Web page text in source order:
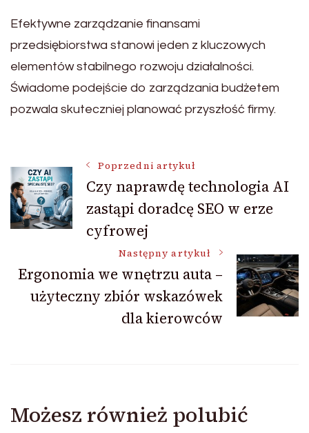
Efektywne zarządzanie finansami
przedsiębiorstwa stanowi jeden z kluczowych
elementów stabilnego rozwoju działalności.
Świadome podejście do zarządzania budżetem
pozwala skuteczniej planować przyszłość firmy.
Nawigacja
wpisu
Poprzedni artykuł
Czy naprawdę technologia AI
zastąpi doradcę SEO w erze
cyfrowej
Następny artykuł
Ergonomia we wnętrzu auta –
użyteczny zbiór wskazówek
dla kierowców
Możesz również polubić